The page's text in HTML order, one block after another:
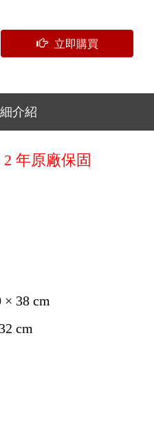
立即購買
介紹
年原廠保固
38 cm
cm